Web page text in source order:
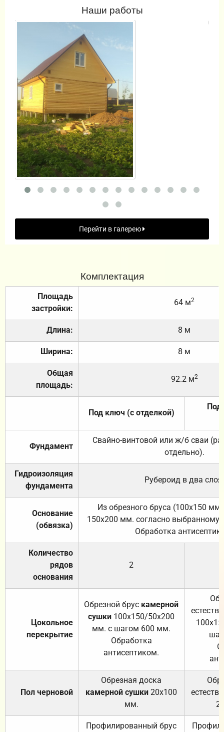
Наши работы
Перейти в галерею
Комплектация
Площадь
застройки:
64 м2
Длина: 8 м
Ширина: 8 м
Общая
площадь:
92.2 м2
Под ключ (с отделкой)
Под
Фундамент
Свайно-винтовой или ж/б сваи
отдельно).
Гидроизоляция
фундамента
Рубероид в два слоя.
Основание
(обвязка)
Из обрезного бруса (100х150
150х200 мм. согласно выбранному
Обработка
Количество
рядов
основания
2
Цокольное
перекрытие
Обрезной брус камерной
сушки 100х150/50х200
мм. с шагом 600 мм.
Обработка
антисептиком.
Пол черновой
Обрезная доска
камерной сушки 20х100
мм.
Профилированный брус